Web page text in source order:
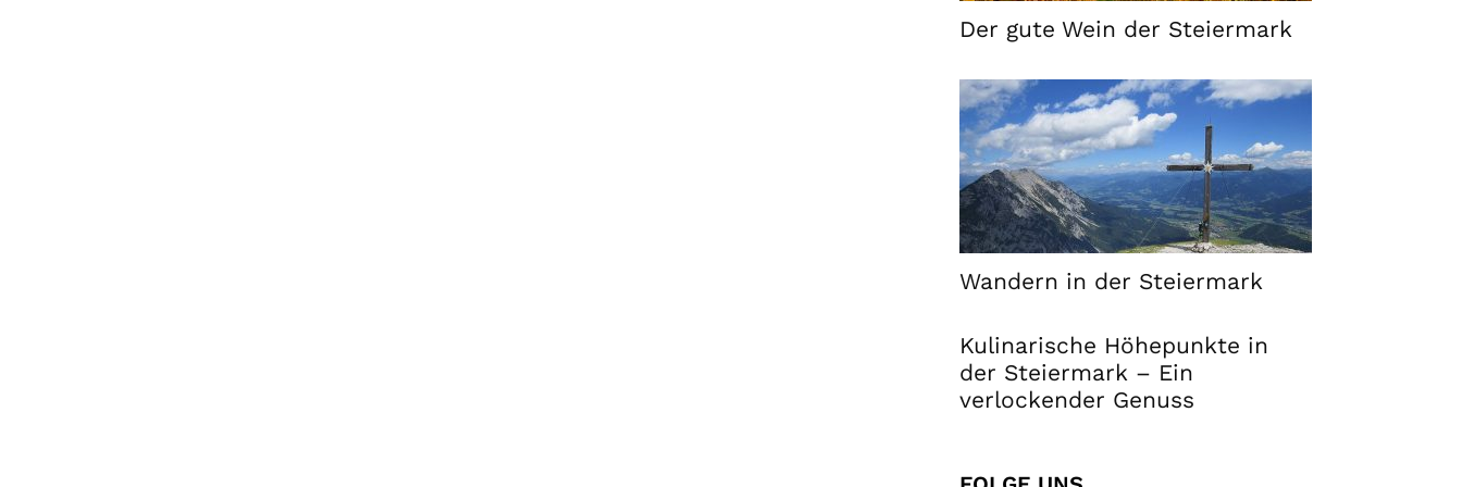
Der gute Wein der Steiermark
Wandern in der Steiermark
Kulinarische Höhepunkte in
der Steiermark – Ein
verlockender Genuss